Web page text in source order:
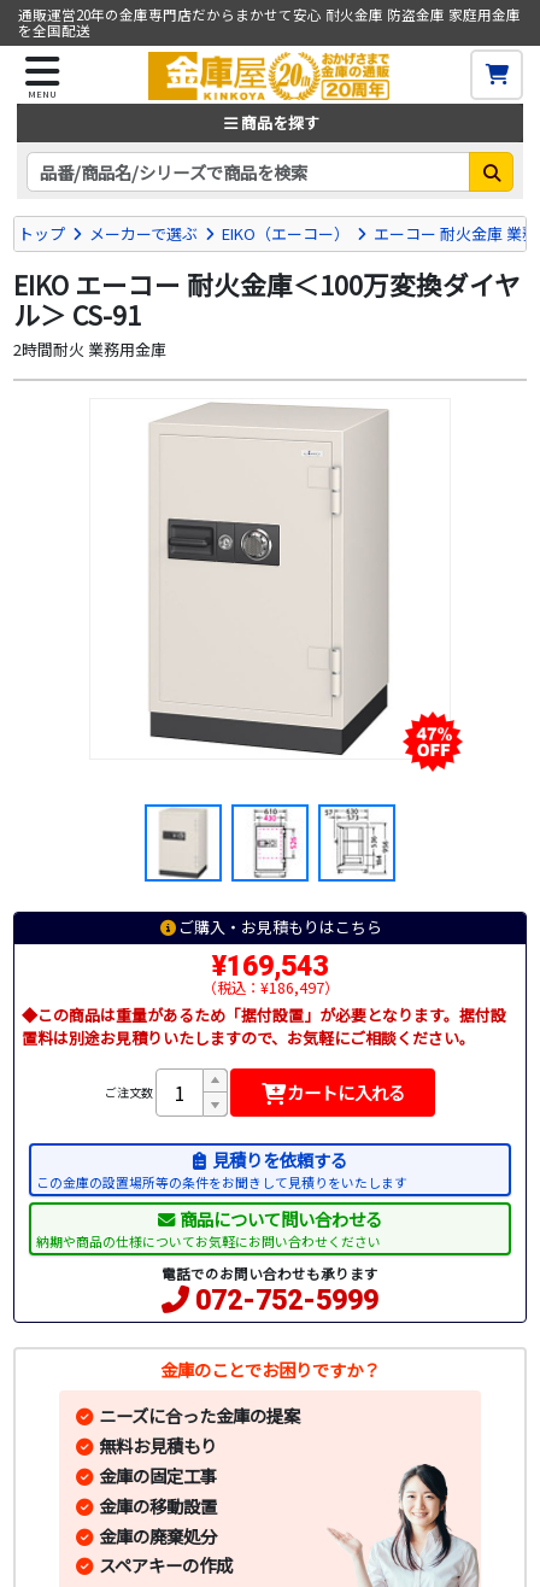
通販運営20年の金庫専門店だからまかせて安心 耐火金庫 防盗金庫 家庭用金庫
を全国配送
MENU
商品を探す
トップ メーカーで選ぶ EIKO（エーコー） エーコー 耐火金庫 業
EIKO エーコー 耐火金庫＜100万変換ダイヤ
ル＞ CS-91
2時間耐火 業務用金庫
ご購入・お見積もりはこちら
¥169,543
（税込：¥186,497）
◆この商品は重量があるため「据付設置」が必要となります。据付設
置料は別途お見積りいたしますので、お気軽にご相談ください。
ご注文数 カートに入れる
見積りを依頼する
この金庫の設置場所等の条件をお聞きして見積りをいたします
商品について問い合わせる
納期や商品の仕様についてお気軽にお問い合わせください
電話でのお問い合わせも承ります
072-752-5999
金庫のことでお困りですか？
ニーズに合った金庫の提案
無料お見積もり
金庫の固定工事
金庫の移動設置
金庫の廃棄処分
スペアキーの作成